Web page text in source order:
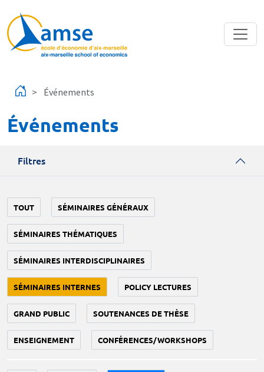
Événements
Événements
Filtres
TOUT SÉMINAIRES GÉNÉRAUX
SÉMINAIRES THÉMATIQUES
SÉMINAIRES INTERDISCIPLINAIRES
SÉMINAIRES INTERNES POLICY LECTURES
GRAND PUBLIC SOUTENANCES DE THÈSE
ENSEIGNEMENT CONFÉRENCES/WORKSHOPS